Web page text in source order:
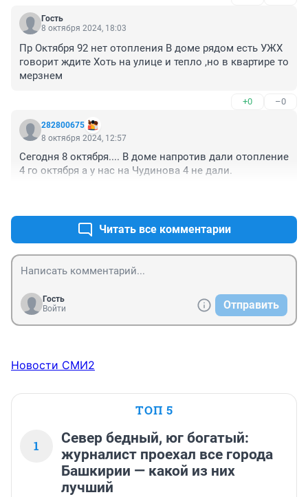
Гость
8 октября 2024, 18:03
Пр Октября 92 нет отопления В доме рядом есть УЖХ
говорит ждите Хоть на улице и тепло ,но в квартире то
мерзнем
+0 –0
282800675
8 октября 2024, 12:57
Сегодня 8 октября.... В доме напротив дали отопление
4 го октября а у нас на Чудинова 4 не дали.
Читать все комментарии
Гость
Войти
Отправить
Новости СМИ2
ТОП 5
1
Север бедный, юг богатый:
журналист проехал все города
Башкирии — какой из них
лучший